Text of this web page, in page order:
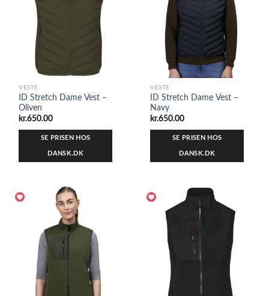
VESTE
ID Stretch Dame Vest –
Oliven
kr.650.00
SE PRISEN HOS
DANSK.DK
VESTE
ID Stretch Dame Vest –
Navy
kr.650.00
SE PRISEN HOS
DANSK.DK